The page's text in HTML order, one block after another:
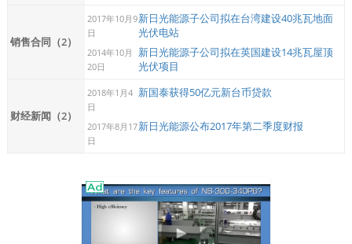
销售合同（2）
2017年10月9
日
新日光能源子公司拟在台湾建设40兆瓦地面
光伏电站
2014年10月
20日
新日光能源子公司拟在英国建设14兆瓦屋顶
光伏项目
财经新闻（2）
2018年1月4
日
新国泰获得50亿元新台币贷款
2017年8月17
日
新日光能源公布2017年第二季度财报